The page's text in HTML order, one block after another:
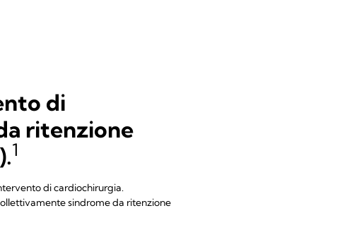
di
ritenzione
1
di cardiochirurgia.
sindrome da ritenzione